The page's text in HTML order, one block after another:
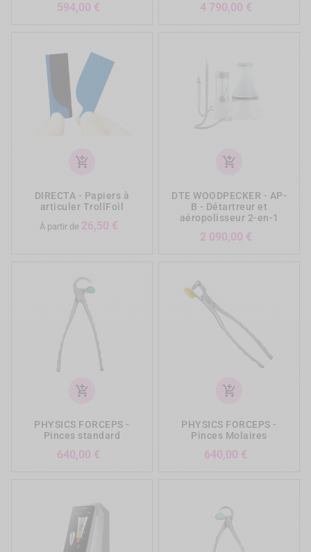
594,00 € 4 790,00 €
add_shopping_cart
DIRECTA - Papiers à
articuler TrollFoil
À partir de 26,50 €
add_shopping_cart
DTE WOODPECKER - AP-
B - Détartreur et
aéropolisseur 2-en-1
2 090,00 €
add_shopping_cart
PHYSICS FORCEPS -
Pinces standard
640,00 €
add_shopping_cart
PHYSICS FORCEPS -
Pinces Molaires
640,00 €